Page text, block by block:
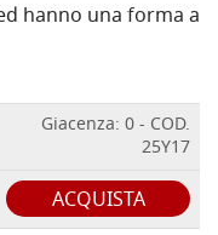
hanno una forma a
Giacenza: 0 - COD.
25Y17
ACQUISTA